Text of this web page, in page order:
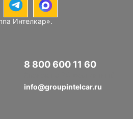
Интелкар».
8 800 600 11 60
info@groupintelcar.ru